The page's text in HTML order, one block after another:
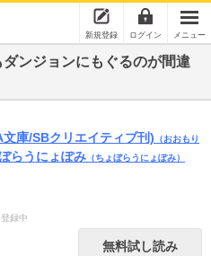
新規登録 ログイン メニュー
ンジョンにもぐるのが間違
庫/SBクリエイティブ刊) （おおもり
らうにょぽみ （ちょぼらうにょぽみ）
録中
無料試し読み